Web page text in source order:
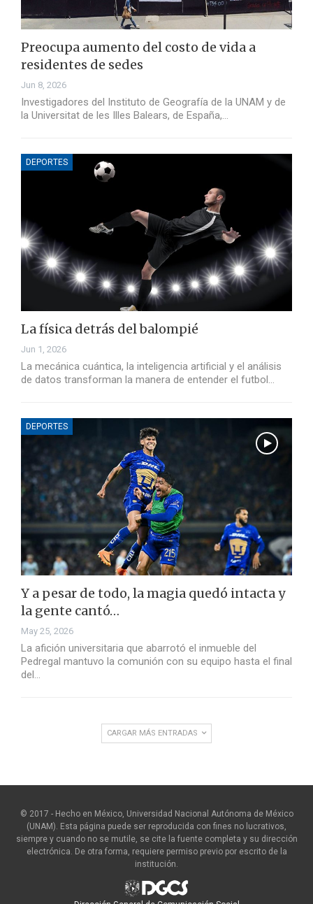
Preocupa aumento del costo de vida a
residentes de sedes
Jun 8, 2026
Investigadores del Instituto de Geografía de la UNAM y de
la Universitat de les Illes Balears, de España,…
DEPORTES
La física detrás del balompié
Jun 1, 2026
La mecánica cuántica, la inteligencia artificial y el análisis
de datos transforman la manera de entender el futbol…
DEPORTES
Y a pesar de todo, la magia quedó intacta y
la gente cantó…
May 25, 2026
La afición universitaria que abarrotó el inmueble del
Pedregal mantuvo la comunión con su equipo hasta el final
del…
CARGAR MÁS ENTRADAS
© 2017 - Hecho en México, Universidad Nacional Autónoma de México
(UNAM). Esta página puede ser reproducida con fines no lucrativos,
siempre y cuando no se mutile, se cite la fuente completa y su dirección
electrónica. De otra forma, requiere permiso previo por escrito de la
institución.